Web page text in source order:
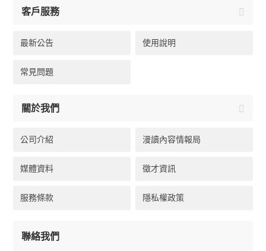
客戶服務
最新公告 使用說明
常見問題
關於我們
公司介紹 漫讀內容情報局
媒體資料 徵才資訊
服務條款 隱私權政策
聯絡我們